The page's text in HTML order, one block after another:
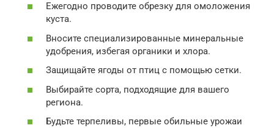
Ежегодно проводите обрезку для омоложения
куста.
Вносите специализированные минеральные
удобрения, избегая органики и хлора.
Защищайте ягоды от птиц с помощью сетки.
Выбирайте сорта, подходящие для вашего
региона.
Будьте терпеливы, первые обильные урожаи